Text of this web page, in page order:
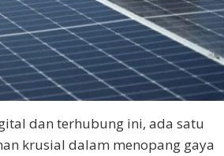
dan terhubung ini, ada satu
krusial dalam menopang gaya